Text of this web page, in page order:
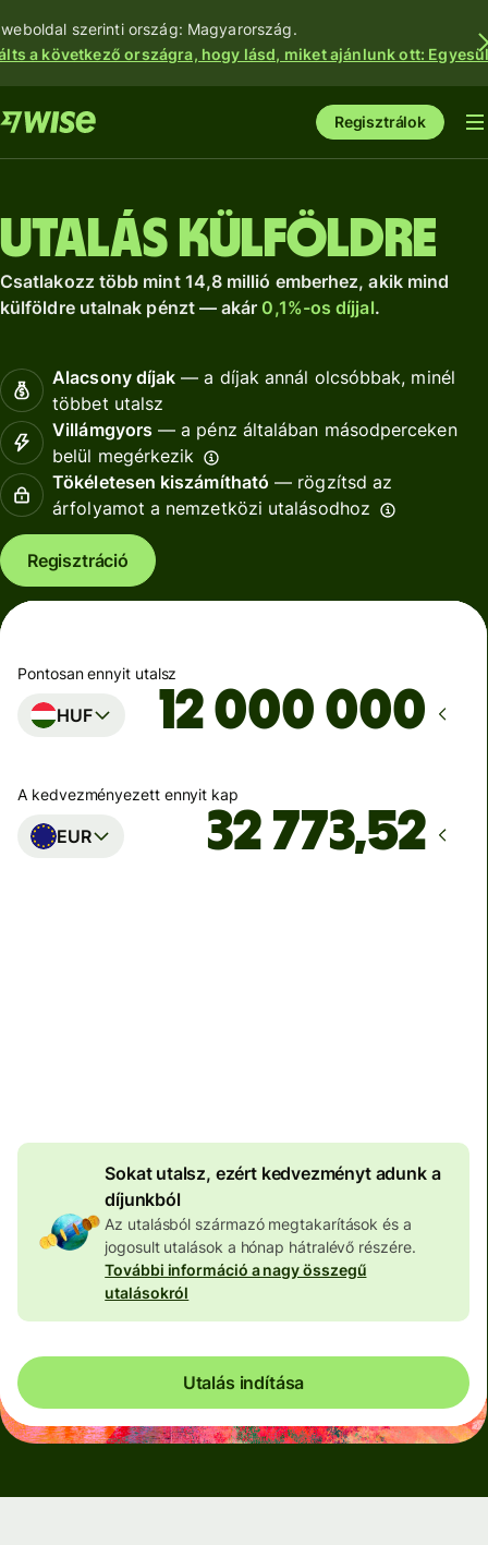
szerinti ország: Magyarország.
a következő országra, hogy lásd, miket ajánlunk ott:
Regisztrálok
Utalás külföldre
Csatlakozz több mint 14,8 millió emberhez, akik mind
külföldre utalnak pénzt — akár 0,1%-os díjjal.
Alacsony díjak — a díjak annál olcsóbbak, minél
többet utalsz
Villámgyors — a pénz általában másodperceken
belül megérkezik
Tökéletesen kiszámítható — rögzítsd az
árfolyamot a nemzetközi utalásodhoz
Regisztráció
Pontosan ennyit utalsz
HUF
A kedvezményezett ennyit kap
EUR
Sokat utalsz, ezért kedvezményt adunk a
díjunkból
Az utalásból származó megtakarítások és a
jogosult utalások a hónap hátralévő részére.
További információ a nagy összegű
utalásokról
Utalás indítása